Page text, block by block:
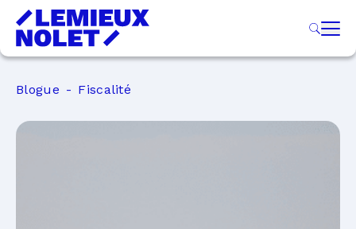
Blogue Fiscalité